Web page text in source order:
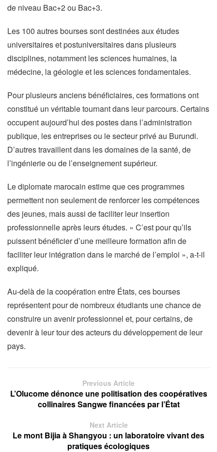
de niveau Bac+2 ou Bac+3.
Les 100 autres bourses sont destinées aux études
universitaires et postuniversitaires dans plusieurs
disciplines, notamment les sciences humaines, la
médecine, la géologie et les sciences fondamentales.
Pour plusieurs anciens bénéficiaires, ces formations ont
constitué un véritable tournant dans leur parcours. Certains
occupent aujourd’hui des postes dans l’administration
publique, les entreprises ou le secteur privé au Burundi.
D’autres travaillent dans les domaines de la santé, de
l’ingénierie ou de l’enseignement supérieur.
Le diplomate marocain estime que ces programmes
permettent non seulement de renforcer les compétences
des jeunes, mais aussi de faciliter leur insertion
professionnelle après leurs études. « C’est pour qu’ils
puissent bénéficier d’une meilleure formation afin de
faciliter leur intégration dans le marché de l’emploi », a-t-il
expliqué.
Au-delà de la coopération entre États, ces bourses
représentent pour de nombreux étudiants une chance de
construire un avenir professionnel et, pour certains, de
devenir à leur tour des acteurs du développement de leur
pays.
Previous Article
L’Olucome dénonce une politisation des coopératives
collinaires Sangwe financées par l’État
Next Article
Le mont Bijia à Shangyou : un laboratoire vivant des
pratiques écologiques